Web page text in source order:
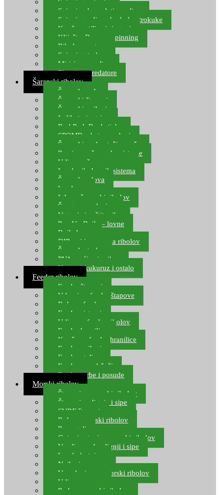
Spinning setovi
Spinning kompleti varalica
Spinning udice, dvokuke, trokuke
Kopče, vrtilice i ringovi
Kliješta, škare za spinning
Ribolov pastrve
Spinning torbe
Mirisi za varalice
Plovci za predatore
Šaranski ribolov
Šaranske role
Šaranski štapovi
Šaranski najloni
Indikatori ugriza
Rod Pod, Banksticks
SPOMB rakete, markeri
Šaranski podmetači, mreže
Pernice za šaranske sisteme
Udice za šarana, amura
Izrada ribolovnih sistema
Šaranska olova
Leadcore
Igle za šaranski ribolov
Špage, upredenice
Vaganje i zaštita ribe
Pop Up Boile – lovne
Boile lovne
DIP-ovi i arome za ribolov
Šaranske torbe
PVA vrećice i pribor
Umjetni kukuruz i ostalo
Feeder ribolov
Feeder štapovi
Vrhovi za feeder štapove
Role za feeder
Feeder sistemi
Udice za feeder ribolov
Feeder hranilice
Kopče za feeder hranilice
Feeder najloni
Feeder stolice
Feeder arm držači
Feeder torbe i posude
Morski ribolov
Štapovi za morski ribolov
Štapovi za lignje i sipe
SURF štapovi
Role za morski ribolov
Parangali
Gotovi setovi za morski ribolov
Varalice za lov lignji i sipe
Lov hobotnice
Najloni za more
Upredenice za morski ribolov
Udice za more
Perle za morski ribolov